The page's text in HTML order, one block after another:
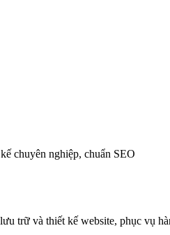
chuyên nghiệp, chuẩn SEO
trữ và thiết kế website, phục vụ